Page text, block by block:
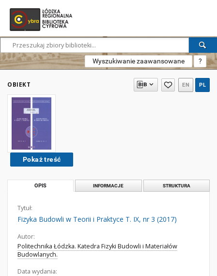
Wyszukiwanie zaawansowane ?
OBIEKT EN PL
Pokaż treść
OPIS INFORMACJE STRUKTURA
Tytuł:
Fizyka Budowli w Teorii i Praktyce T. IX, nr 3 (2017)
Autor:
Politechnika Łódzka. Katedra Fizyki Budowli i Materiałów
Budowlanych.
Data wydania: